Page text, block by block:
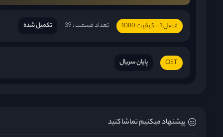
فصل 1 - کیفیت 1080 تعداد قسمت : 39 تکمیل شده
OST پایان سریال
پیشنهاد میکنیم تماشا کنید